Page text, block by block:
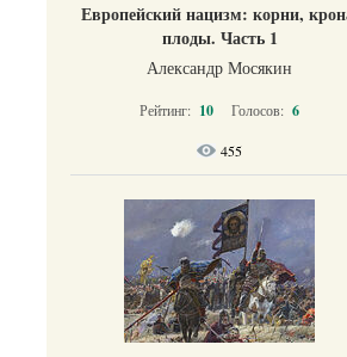
Европейский нацизм: корни,
плоды. Часть 1
Александр Мосякин
Рейтинг: 10 Голосов: 6
455